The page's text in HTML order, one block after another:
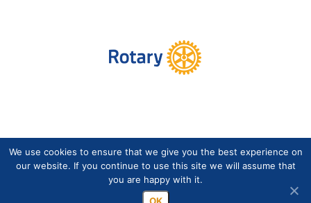
Copyright © Suomen Rotarypalvelu ry 2026 |
Jäsentietojärjestelmän tietosuojaseloste|Henkilötietojen
käsittely Rotarytoiminnassa
We use cookies to ensure that we give you the best experience on
our website. If you continue to use this site we will assume that
you are happy with it.